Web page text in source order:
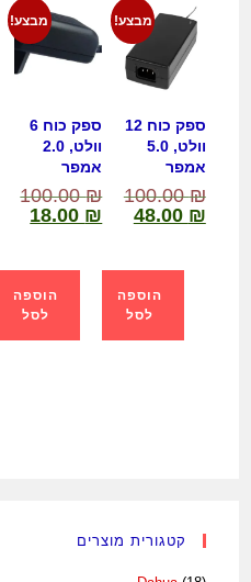
מבצע!
ספק כוח 12
וולט, 5.0
אמפר
100.00₪
48.00 ₪
הוספה
לסל
מבצע!
ספק כוח 6
וולט, 2.0
אמפר
100.00₪
18.00 ₪
הוספה
לסל
קטגורית מוצרים